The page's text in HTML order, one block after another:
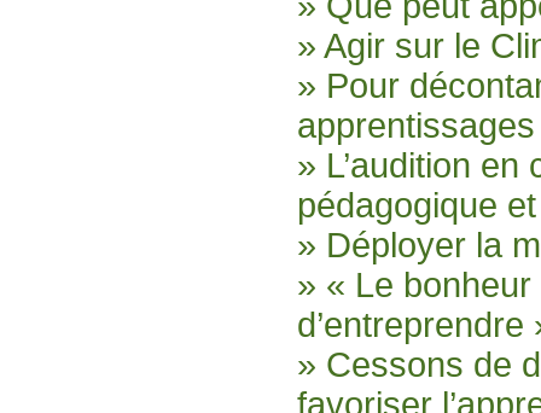
» Agir sur le
» Pour
apprentissages
» L’audition
pédagogique
» Déployer la
» « Le
d’entreprendre
» Cessons de
favoriser